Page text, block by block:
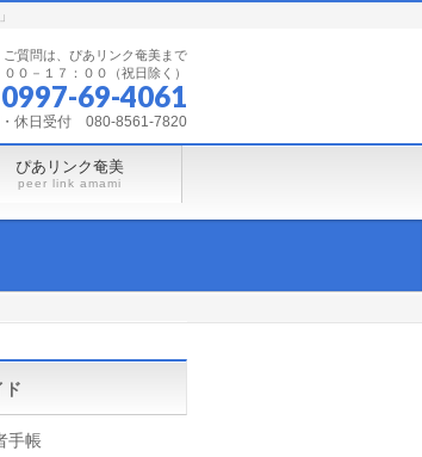
質問は、ぴあリンク奄美まで
０－１７：００（祝日除く）
0997-69-4061
休日受付 080-8561-7820
ぴあリンク奄美
peer link amami
ド
手帳